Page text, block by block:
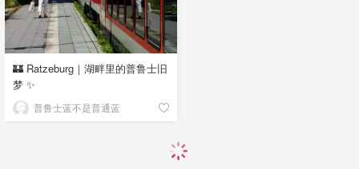
🏰 Ratzeburg｜湖畔里的普鲁士旧
梦 ✨
普鲁士蓝不是普通蓝